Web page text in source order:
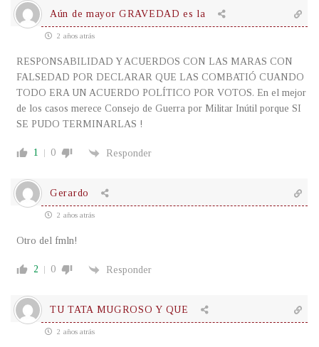
Aún de mayor GRAVEDAD es la
2 años atrás
RESPONSABILIDAD Y ACUERDOS CON LAS MARAS CON
FALSEDAD POR DECLARAR QUE LAS COMBATIÓ CUANDO
TODO ERA UN ACUERDO POLÍTICO POR VOTOS. En el mejor
de los casos merece Consejo de Guerra por Militar Inútil porque SI
SE PUDO TERMINARLAS !
1 0 Responder
Gerardo
2 años atrás
Otro del fmln!
2 0 Responder
TU TATA MUGROSO Y QUE
2 años atrás